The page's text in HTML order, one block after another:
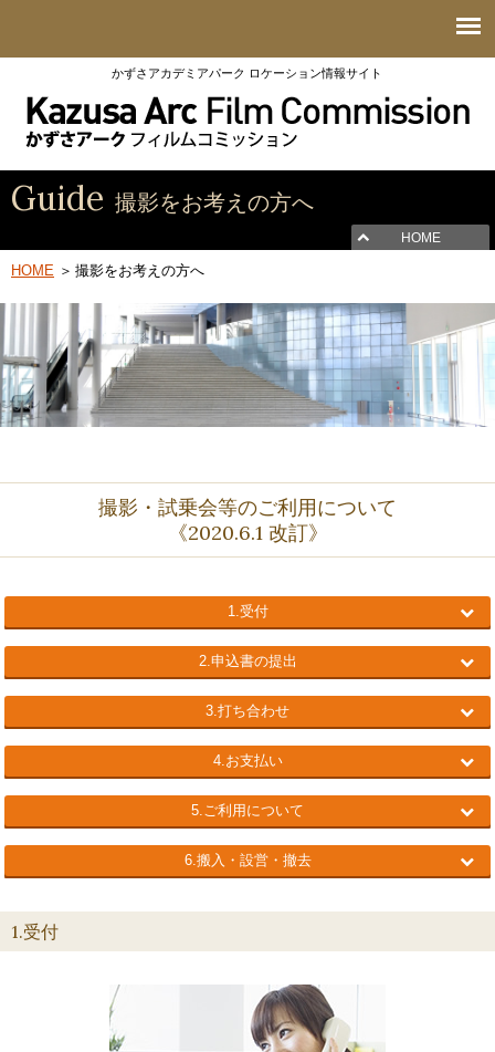
かずさアカデミアパーク ロケーション情報サイト
Guide 撮影をお考えの方へ
HOME
HOME 撮影をお考えの方へ
撮影・試乗会等のご利用について
《2020.6.1 改訂》
1.受付
2.申込書の提出
3.打ち合わせ
4.お支払い
5.ご利用について
6.搬入・設営・撤去
1.受付